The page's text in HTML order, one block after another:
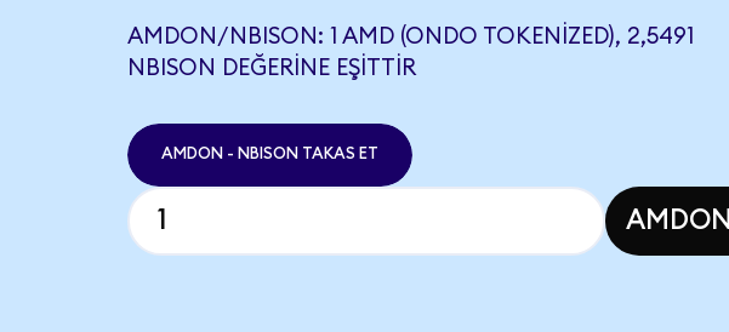
AMDON/NBISON: 1 AMD (ONDO TOKENIZED), 2,5491
NBISON DEĞERINE EŞITTIR
AMDON - NBISON TAKAS ET
AMDON